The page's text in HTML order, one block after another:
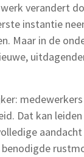
verandert
instantie
Maar in de
Dat kan